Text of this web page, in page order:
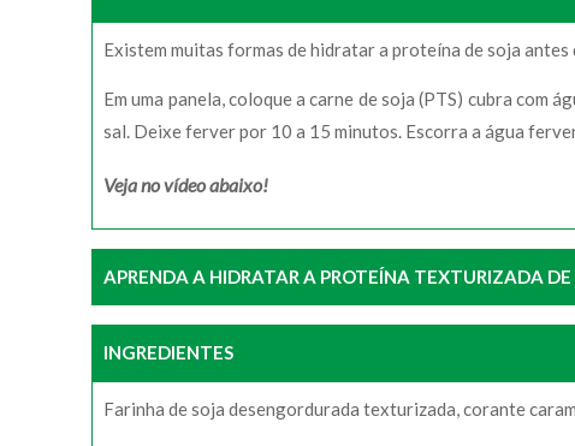
Existem muitas formas de hidratar a proteína de soja
Em uma panela, coloque a carne de soja (PTS) cubra com
sal. Deixe ferver por 10 a 15 minutos. Escorra a água
Veja no vídeo abaixo!
APRENDA A HIDRATAR A PROTEÍNA TEXTURIZADA
INGREDIENTES
Farinha de soja desengordurada texturizada, corante